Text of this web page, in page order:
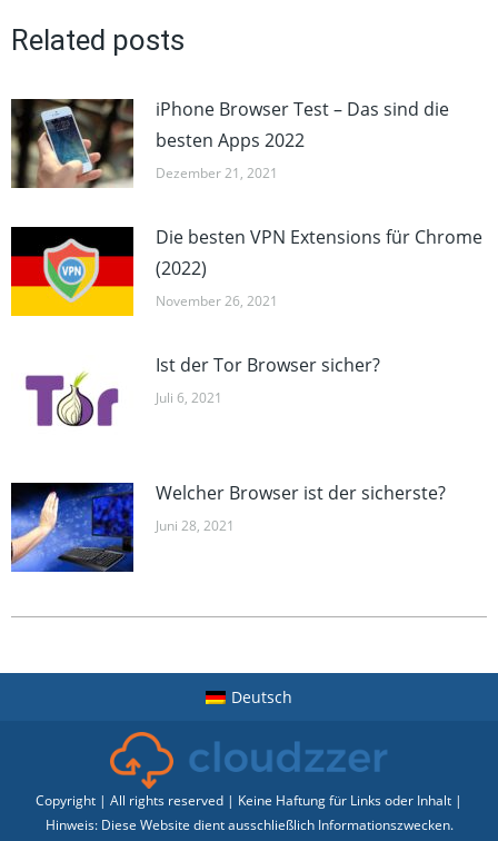
Related posts
iPhone Browser Test – Das sind die
besten Apps 2022
Dezember 21, 2021
Die besten VPN Extensions für Chrome
(2022)
November 26, 2021
Ist der Tor Browser sicher?
Juli 6, 2021
Welcher Browser ist der sicherste?
Juni 28, 2021
Deutsch
Copyright | All rights reserved | Keine Haftung für Links oder Inhalt |
Hinweis: Diese Website dient ausschließlich Informationszwecken.